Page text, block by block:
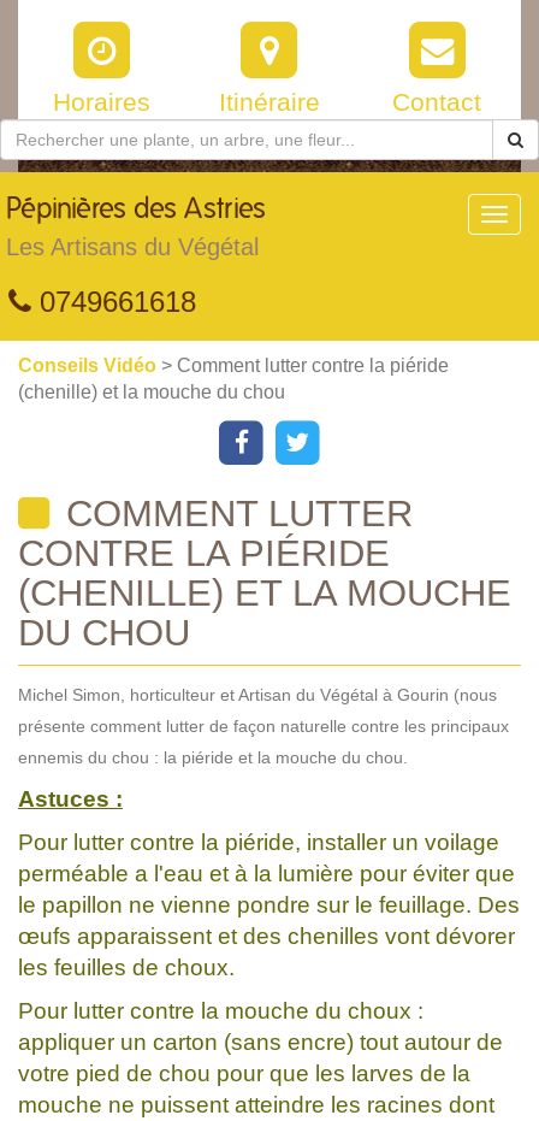
Horaires Itinéraire Contact
Pépinières des Astries
Les Artisans du Végétal
0749661618
Conseils Vidéo > Comment lutter contre la piéride
(chenille) et la mouche du chou
COMMENT LUTTER
CONTRE LA PIÉRIDE
(CHENILLE) ET LA MOUCHE
DU CHOU
Michel Simon, horticulteur et Artisan du Végétal à Gourin (nous
présente comment lutter de façon naturelle contre les principaux
ennemis du chou : la piéride et la mouche du chou.
Astuces :
Pour lutter contre la piéride, installer un voilage
perméable a l'eau et à la lumière pour éviter que
le papillon ne vienne pondre sur le feuillage. Des
œufs apparaissent et des chenilles vont dévorer
les feuilles de choux.
Pour lutter contre la mouche du choux :
appliquer un carton (sans encre) tout autour de
votre pied de chou pour que les larves de la
mouche ne puissent atteindre les racines dont